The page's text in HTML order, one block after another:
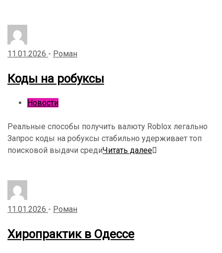
11.01.2026 - Роман
Коды на робуксы
Новости
Реальные способы получить валюту Roblox легально
Запрос коды на робуксы стабильно удерживает топ
поисковой выдачи средиЧитать далее
11.01.2026 - Роман
Хиропрактик в Одессе